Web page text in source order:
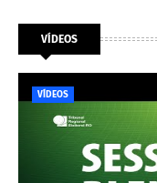
VÍDEOS
VÍDEOS